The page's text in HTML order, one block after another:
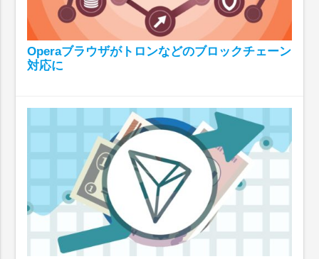
Operaブラウザがトロンなどのブロックチェーン
対応に